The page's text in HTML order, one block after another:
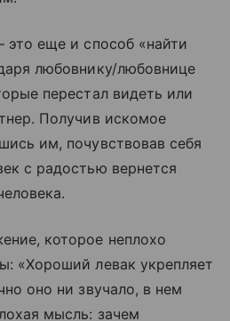
еще и способ «найти
любовнику/любовнице
перестал видеть или
Получив искомое
им, почувствовав себя
с радостью вернется
которое неплохо
«Хороший левак укрепляет
оно ни звучало, в нем
мысль: зачем